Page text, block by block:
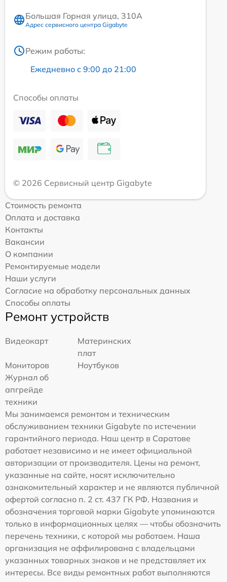
Большая Горная улица, 310А
Адрес сервисного центра Gigabyte
Режим работы:
Ежедневно с 9:00 до 21:00
Способы оплаты
© 2026 Сервисный центр Gigabyte
Стоимость ремонта
Оплата и доставка
Контакты
Вакансии
О компании
Ремонтируемые модели
Наши услуги
Согласие на обработку персональных данных
Способы оплаты
Ремонт устройств
Видеокарт
Материнских
плат
Мониторов
Ноутбуков
Журнал об
апгрейде
техники
Мы занимаемся ремонтом и техническим
обслуживанием техники Gigabyte по истечении
гарантийного периода. Наш центр в Саратове
работает независимо и не имеет официальной
авторизации от производителя. Цены на ремонт,
указанные на сайте, носят исключительно
ознакомительный характер и не являются публичной
офертой согласно п. 2 ст. 437 ГК РФ. Названия и
обозначения торговой марки Gigabyte упоминаются
только в информационных целях — чтобы обозначить
перечень техники, с которой мы работаем. Наша
организация не аффилирована с владельцами
указанных товарных знаков и не представляет их
интересы. Все виды ремонтных работ выполняются